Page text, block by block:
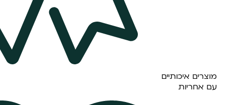
מוצרים איכותיים
עם אחריות